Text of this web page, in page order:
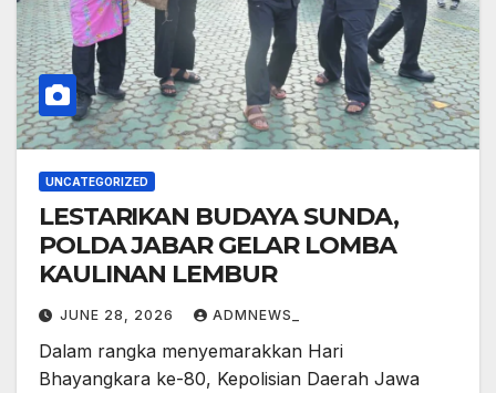
UNCATEGORIZED
LESTARIKAN BUDAYA SUNDA,
POLDA JABAR GELAR LOMBA
KAULINAN LEMBUR
JUNE 28, 2026 ADMNEWS_
Dalam rangka menyemarakkan Hari
Bhayangkara ke-80, Kepolisian Daerah Jawa